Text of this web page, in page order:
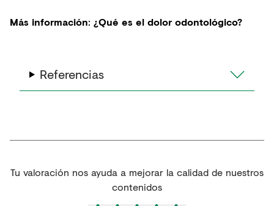
Más información: ¿Qué es el dolor odontológico?
Referencias
Tu valoración nos ayuda a mejorar la calidad de nuestros
contenidos